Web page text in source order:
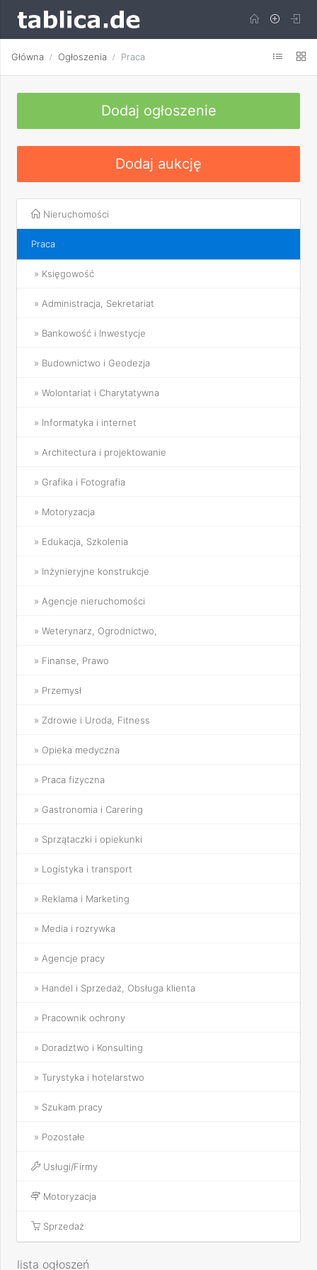
Główna Ogłoszenia Praca
Dodaj ogłoszenie
Dodaj aukcję
Nieruchomości
Praca
» Księgowość
» Administracja, Sekretariat
» Bankowość i Inwestycje
» Budownictwo i Geodezja
» Wolontariat i Charytatywna
» Informatyka i internet
» Architectura i projektowanie
» Grafika i Fotografia
» Motoryzacja
» Edukacja, Szkolenia
» Inżynieryjne konstrukcje
» Agencje nieruchomości
» Weterynarz, Ogrodnictwo,
» Finanse, Prawo
» Przemysł
» Zdrowie i Uroda, Fitness
» Opieka medyczna
» Praca fizyczna
» Gastronomia i Carering
» Sprzątaczki i opiekunki
» Logistyka i transport
» Reklama i Marketing
» Media i rozrywka
» Agencje pracy
» Handel i Sprzedaż, Obsługa klienta
» Pracownik ochrony
» Doradztwo i Konsulting
» Turystyka i hotelarstwo
» Szukam pracy
» Pozostałe
Usługi/Firmy
Motoryzacja
Sprzedaż
lista ogłoszeń